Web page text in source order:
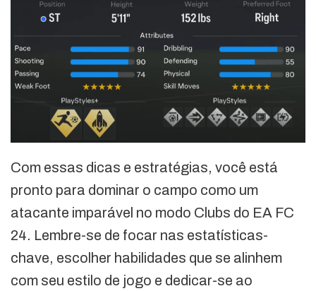
Com essas dicas e estratégias, você está
pronto para dominar o campo como um
atacante imparável no modo Clubs do EA FC
24. Lembre-se de focar nas estatísticas-
chave, escolher habilidades que se alinhem
com seu estilo de jogo e dedicar-se ao